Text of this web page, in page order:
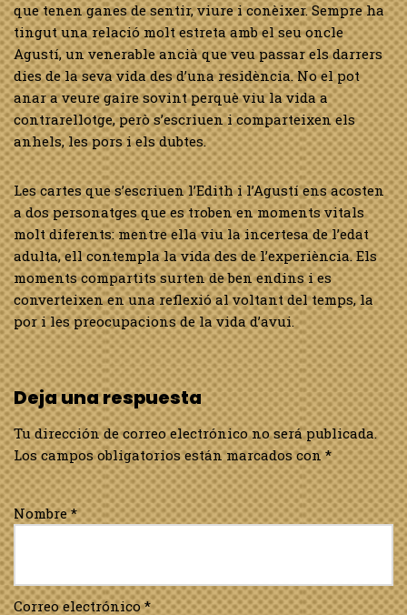
que tenen ganes de sentir, viure i conèixer. Sempre ha
tingut una relació molt estreta amb el seu oncle
Agustí, un venerable ancià que veu passar els darrers
dies de la seva vida des d’una residència. No el pot
anar a veure gaire sovint perquè viu la vida a
contrarellotge, però s’escriuen i comparteixen els
anhels, les pors i els dubtes.
Les cartes que s’escriuen l’Edith i l’Agustí ens acosten
a dos personatges que es troben en moments vitals
molt diferents: mentre ella viu la incertesa de l’edat
adulta, ell contempla la vida des de l’experiència. Els
moments compartits surten de ben endins i es
converteixen en una reflexió al voltant del temps, la
por i les preocupacions de la vida d’avui.
Deja una respuesta
Tu dirección de correo electrónico no será publicada.
Los campos obligatorios están marcados con*
Nombre*
Correo electrónico*